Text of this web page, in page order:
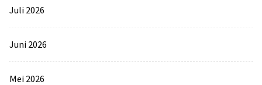
Juli 2026
Juni 2026
Mei 2026